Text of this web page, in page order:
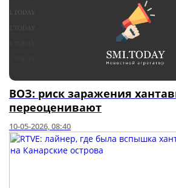
ВОЗ: риск заражения
переоценивают
10-05-2026, 08:40